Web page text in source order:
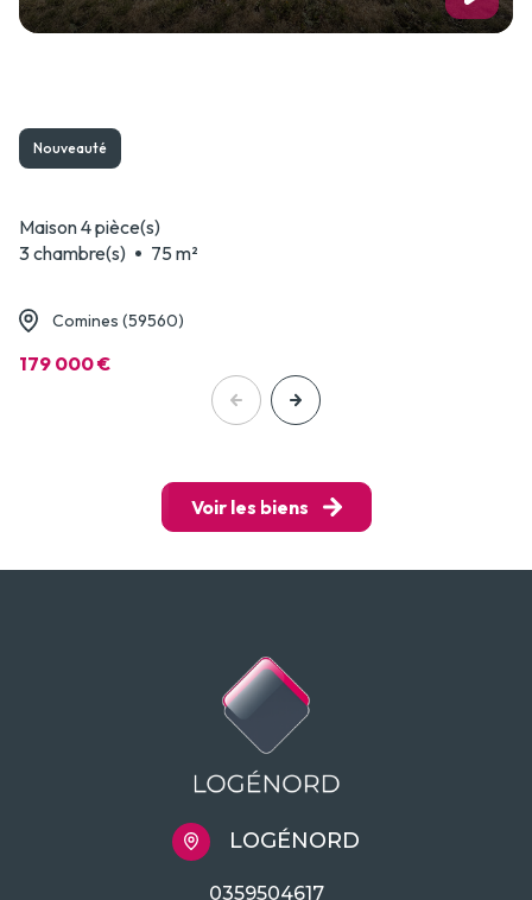
Nouveauté
Maison 4 pièce(s)
3 chambre(s)
75 m²
Comines (59560)
179 000 €
Voir les biens
LOGÉNORD
0359504617